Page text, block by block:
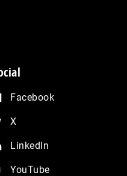
Facebook
X
LinkedIn
YouTube